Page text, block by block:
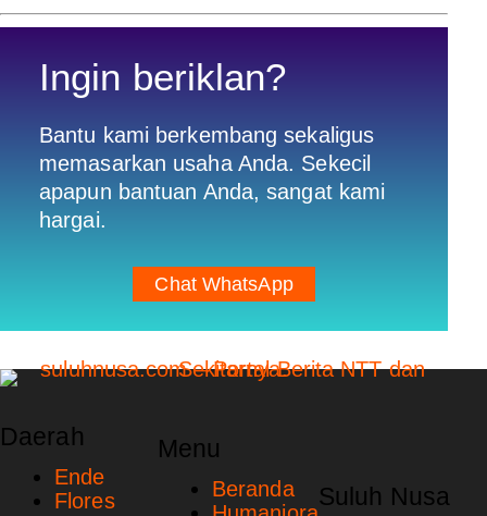
Ingin beriklan?
Bantu kami berkembang sekaligus
memasarkan usaha Anda. Sekecil
apapun bantuan Anda, sangat kami
hargai.
Chat WhatsApp
Daerah
Ende
Flores
Menu
Beranda
Suluh Nusa